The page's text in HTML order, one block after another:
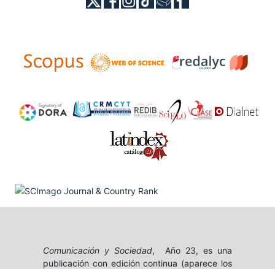
Comunicación y Sociedad, Año 23, es una
publicación con edición continua (aparece los